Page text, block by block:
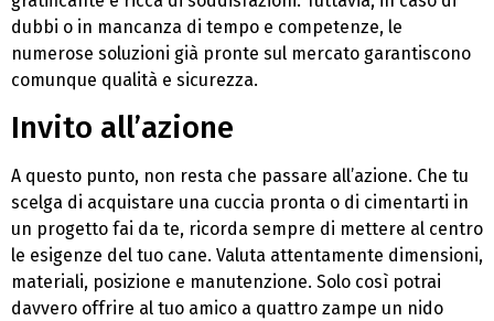
dubbi o in mancanza di tempo e competenze, le
numerose soluzioni già pronte sul mercato garantiscono
comunque qualità e sicurezza.
Invito all’azione
A questo punto, non resta che passare all’azione. Che tu
scelga di acquistare una cuccia pronta o di cimentarti in
un progetto fai da te, ricorda sempre di mettere al centro
le esigenze del tuo cane. Valuta attentamente dimensioni,
materiali, posizione e manutenzione. Solo così potrai
davvero offrire al tuo amico a quattro zampe un nido